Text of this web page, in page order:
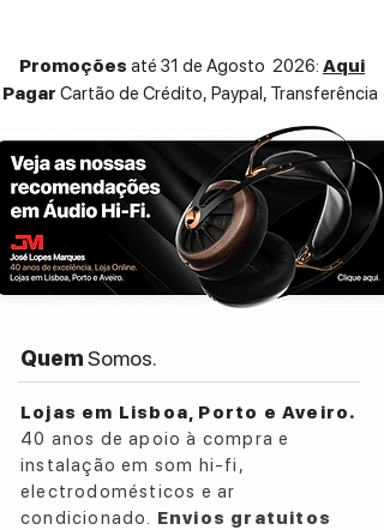
Promoções até 31 de Agosto 2026: Aqui
Pagar Cartão de Crédito, Paypal, Transferência
QuemSomos.
Lojas em Lisboa, Porto e Aveiro.
40 anos de apoio à compra e
instalação em som hi-fi,
electrodomésticos e ar
condicionado. Envios gratuitos